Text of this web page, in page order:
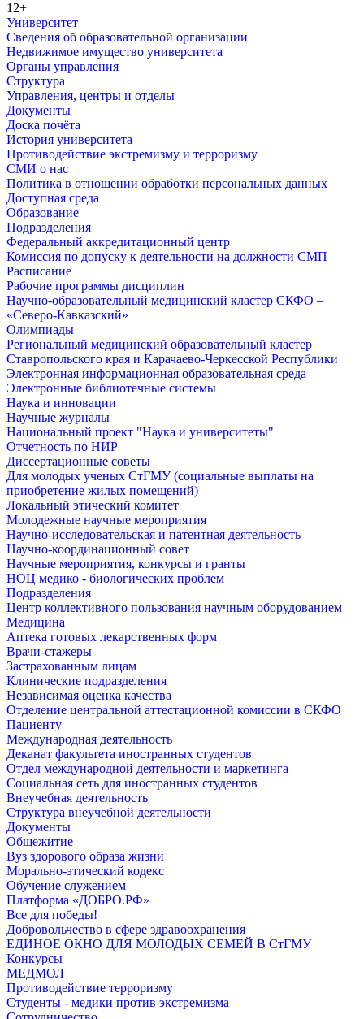
12+
Университет
Сведения об образовательной организации
Недвижимое имущество университета
Органы управления
Структура
Управления, центры и отделы
Документы
Доска почёта
История университета
Противодействие экстремизму и терроризму
СМИ о нас
Политика в отношении обработки персональных данных
Доступная среда
Образование
Подразделения
Федеральный аккредитационный центр
Комиссия по допуску к деятельности на должности СМП
Расписание
Рабочие программы дисциплин
Научно-образовательный медицинский кластер СКФО –
«Северо-Кавказский»
Олимпиады
Региональный медицинский образовательный кластер
Ставропольского края и Карачаево-Черкесской Республики
Электронная информационная образовательная среда
Электронные библиотечные системы
Наука и инновации
Научные журналы
Национальный проект "Наука и университеты"
Отчетность по НИР
Диссертационные советы
Для молодых ученых СтГМУ (социальные выплаты на
приобретение жилых помещений)
Локальный этический комитет
Молодежные научные мероприятия
Научно-исследовательская и патентная деятельность
Научно-координационный совет
Научные мероприятия, конкурсы и гранты
НОЦ медико - биологических проблем
Подразделения
Центр коллективного пользования научным оборудованием
Медицина
Аптека готовых лекарственных форм
Врачи-стажеры
Застрахованным лицам
Клинические подразделения
Независимая оценка качества
Отделение центральной аттестационной комиссии в СКФО
Пациенту
Международная деятельность
Деканат факультета иностранных студентов
Отдел международной деятельности и маркетинга
Социальная сеть для иностранных студентов
Внеучебная деятельность
Структура внеучебной деятельности
Документы
Общежитие
Вуз здорового образа жизни
Морально-этический кодекс
Обучение служением
Платформа «ДОБРО.РФ»
Все для победы!
Добровольчество в сфере здравоохранения
ЕДИНОЕ ОКНО ДЛЯ МОЛОДЫХ СЕМЕЙ В СтГМУ
Конкурсы
МЕДМОЛ
Противодействие терроризму
Студенты - медики против экстремизма